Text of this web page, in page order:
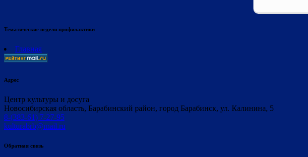
Тематические недели профилактики
Главная
Адрес
Центр культуры и досуга
Новосибирская область, Барабинский район, город Барабинск, ул. Калинина, 5
8-(383-61) 7-27-95
kulturabrb@mail.ru
Обратная связь